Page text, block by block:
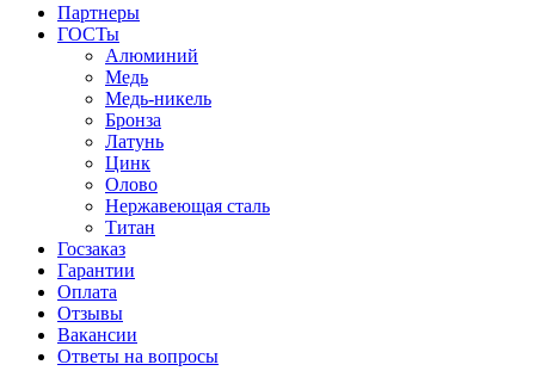
Партнеры
ГОСТы
Алюминий
Медь
Медь-никель
Бронза
Латунь
Цинк
Олово
Нержавеющая сталь
Титан
Госзаказ
Гарантии
Оплата
Отзывы
Вакансии
Ответы на вопросы